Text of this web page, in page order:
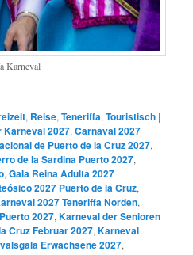
Karneval
, Reise,Teneriffa,Touristisch |
Karneval 2027,Carnaval 2027
de Puerto de la Cruz 2027,
de la Sardina Puerto 2027,
,Gala Reina Adulta 2027
2027 Puerto de la Cruz,
2027 Teneriffa Norden,
2027,Karneval der Senioren
Cruz Februar 2027,Karneval
Erwachsene 2027,